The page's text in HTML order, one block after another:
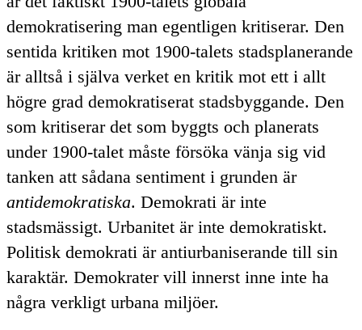
demokratisering man egentligen kritiserar. Den
sentida kritiken mot 1900-talets stadsplanerande
är alltså i själva verket en kritik mot ett i allt
högre grad demokratiserat stadsbyggande. Den
som kritiserar det som byggts och planerats
under 1900-talet måste försöka vänja sig vid
tanken att sådana sentiment i grunden är
antidemokratiska. Demokrati är inte
stadsmässigt. Urbanitet är inte demokratiskt.
Politisk demokrati är antiurbaniserande till sin
karaktär. Demokrater vill innerst inne inte ha
några verkligt urbana miljöer.